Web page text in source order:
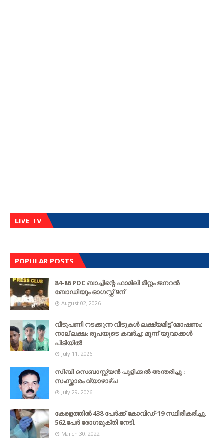
LIVE TV
POPULAR POSTS
84-86 PDC ബാച്ചിന്റെ ഫാമിലി മീറ്റും ജനറൽ
ബോഡിയും ഓഗസ്റ്റ് 9ന്
August 02, 2026
വീടുപണി നടക്കുന്ന വീടുകൾ ലക്ഷ്യമിട്ട് മോഷണം;
നാല് ലക്ഷം രൂപയുടെ കവർച്ച: മൂന്ന് യുവാക്കൾ
പിടിയിൽ
July 11, 2026
സിബി സെബാസ്റ്റ്യന്‍ പുളിക്കല്‍ അന്തരിച്ചു ;
സംസ്ക്കാരം വ്യാഴാഴ്ച
July 29, 2026
കേരളത്തില്‍ 438 പേര്‍ക്ക് കോവിഡ്-19 സ്ഥിരീകരിച്ചു,
562 പേര്‍ രോഗമുക്തി നേടി.
March 30, 2022